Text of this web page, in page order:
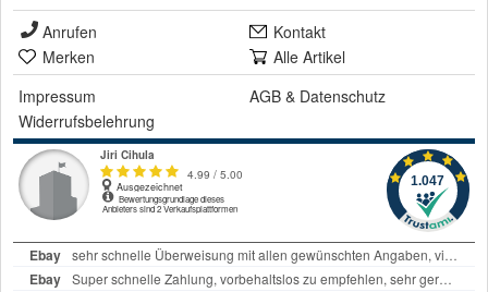
Anrufen
Kontakt
Merken
Alle Artikel
Impressum
AGB & Datenschutz
Widerrufsbelehrung